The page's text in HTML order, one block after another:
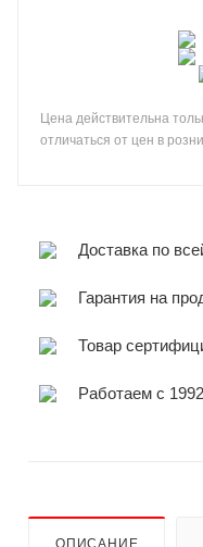
Цена действительна
отличаться от цен в
Доставка по
Гарантия на
Товар
Работаем с